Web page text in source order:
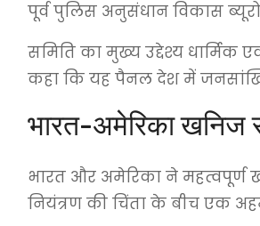
पूर्व पुलिस अनुसंधान विकास ब्यूरो
समिति का मुख्य उद्देश्य
कहा कि यह पैनल देश में
भारत-अमेरिका खनिज
भारत और अमेरिका ने महत्वपूर्ण
नियंत्रण की चिंता के बीच एक